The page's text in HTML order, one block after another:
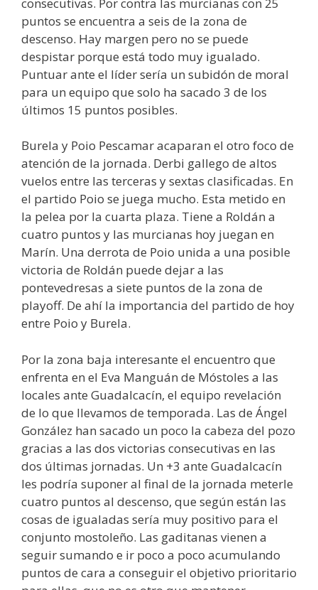
puntos se encuentra a seis de la zona de
descenso. Hay margen pero no se puede
despistar porque está todo muy igualado.
Puntuar ante el líder sería un subidón de moral
para un equipo que solo ha sacado 3 de los
últimos 15 puntos posibles.
Burela y Poio Pescamar acaparan el otro foco de
atención de la jornada. Derbi gallego de altos
vuelos entre las terceras y sextas clasificadas. En
el partido Poio se juega mucho. Esta metido en
la pelea por la cuarta plaza. Tiene a Roldán a
cuatro puntos y las murcianas hoy juegan en
Marín. Una derrota de Poio unida a una posible
victoria de Roldán puede dejar a las
pontevedresas a siete puntos de la zona de
playoff. De ahí la importancia del partido de hoy
entre Poio y Burela.
Por la zona baja interesante el encuentro que
enfrenta en el Eva Manguán de Móstoles a las
locales ante Guadalcacín, el equipo revelación
de lo que llevamos de temporada. Las de Ángel
González han sacado un poco la cabeza del pozo
gracias a las dos victorias consecutivas en las
dos últimas jornadas. Un +3 ante Guadalcacín
les podría suponer al final de la jornada meterle
cuatro puntos al descenso, que según están las
cosas de igualadas sería muy positivo para el
conjunto mostoleño. Las gaditanas vienen a
seguir sumando e ir poco a poco acumulando
puntos de cara a conseguir el objetivo prioritario